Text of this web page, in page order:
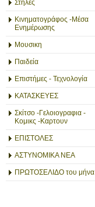
Στήλες
Κινηματογράφος -Μέσα
Ενημέρωσης
Μουσικη
Παιδεία
Επιστήμες - Τεχνολογία
ΚΑΤΑΣΚΕΥΕΣ
Σκίτσο -Γελοιογραφια -
Κομικς -Καρτουν
ΕΠΙΣΤΟΛΕΣ
ΑΣΤΥΝΟΜΙΚΑ ΝΕΑ
ΠΡΩΤΟΣΕΛΙΔΟ του μήνα